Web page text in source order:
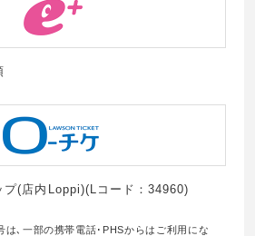
プ(店内Loppi)(Lコード：34960)
､一部の携帯電話･PHSからはご利用にな